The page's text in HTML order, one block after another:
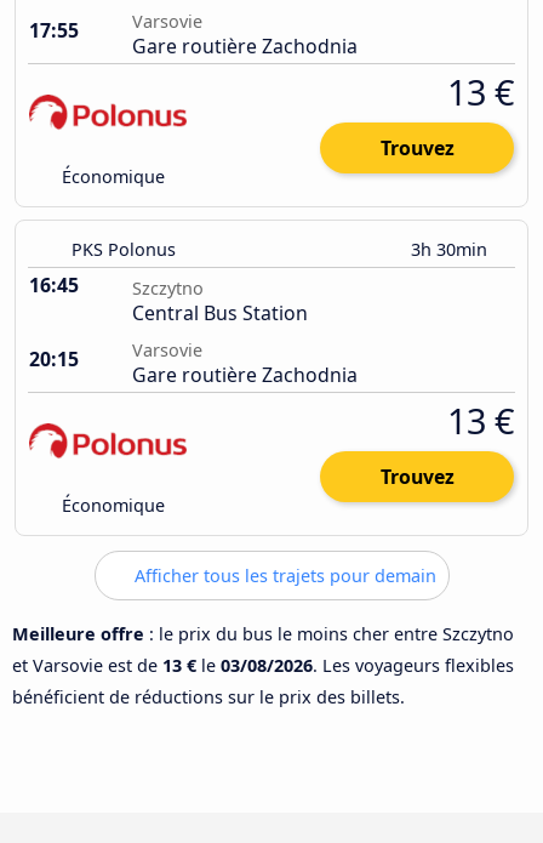
17:55
Varsovie
Gare routière Zachodnia
Économique
13 €
Trouvez
PKS Polonus 3h 30min
16:45 Szczytno
Central Bus Station
20:15
Varsovie
Gare routière Zachodnia
Économique
13 €
Trouvez
Afficher tous les trajets pour demain
Meilleure offre : le prix du bus le moins cher entre Szczytno
et Varsovie est de 13 € le 03/08/2026. Les voyageurs flexibles
bénéficient de réductions sur le prix des billets.